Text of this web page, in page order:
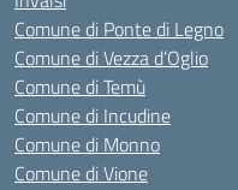
Comune di Ponte di Legno
Comune di Vezza d’Oglio
Comune di Temù
Comune di Incudine
Comune di Monno
Comune di Vione